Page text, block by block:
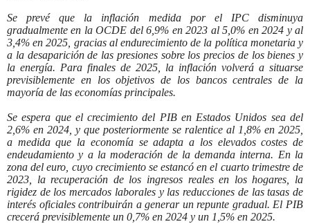
Se prevé que la inflación medida por el IPC disminuya
gradualmente en la OCDE del 6,9% en 2023 al 5,0% en 2024 y al
3,4% en 2025, gracias al endurecimiento de la política monetaria y
a la desaparición de las presiones sobre los precios de los bienes y
la energía. Para finales de 2025, la inflación volverá a situarse
previsiblemente en los objetivos de los bancos centrales de la
mayoría de las economías principales.
Se espera que el crecimiento del PIB en Estados Unidos sea del
2,6% en 2024, y que posteriormente se ralentice al 1,8% en 2025,
a medida que la economía se adapta a los elevados costes de
endeudamiento y a la moderación de la demanda interna. En la
zona del euro, cuyo crecimiento se estancó en el cuarto trimestre de
2023, la recuperación de los ingresos reales en los hogares, la
rigidez de los mercados laborales y las reducciones de las tasas de
interés oficiales contribuirán a generar un repunte gradual. El PIB
crecerá previsiblemente un 0,7% en 2024 y un 1,5% en 2025.